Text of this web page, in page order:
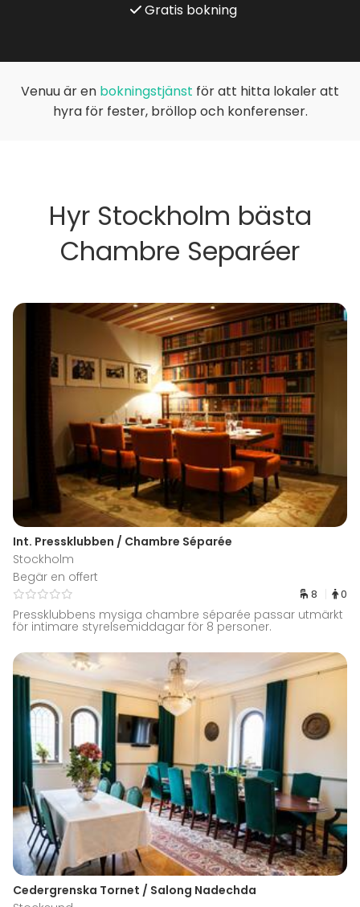
Gratis bokning
Venuu är en bokningstjänst för att hitta lokaler att
hyra för fester, bröllop och konferenser.
Hyr Stockholm bästa
Chambre Separéer
Int. Pressklubben / Chambre Séparée
Stockholm
Begär en offert
8 0
Pressklubbens mysiga chambre séparée passar utmärkt
för intimare styrelsemiddagar för 8 personer.
Cedergrenska Tornet / Salong Nadechda